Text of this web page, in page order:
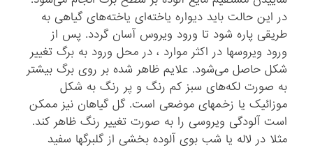
در این حالت باید دیواره یاخته‌ای یاخته‌های گیاهی به
طریقی پاره شود تا ورود ویروس آسان گردد. پس از
ورود ویروسها در اکثر موارد ، در محل ورود به برگ تغییر
شکل حاصل می‌شود. علایم ظاهر شده بر روی برگ بیشتر
به صورت لکه‌های سبز کم رنگ و پر رنگ به شکل
موزائیک یا زخمهای موضعی است. گل گیاهان نیز ممکن
است آلودگی ویروسی را به صورت تغییر رنگ ظاهر کند.
مثلا در لاله یا شب بوی آلوده بخشی از گلبرگها سفید